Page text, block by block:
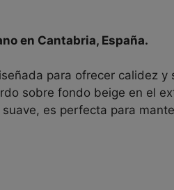
en Cantabria, España.
para ofrecer calidez y
sobre fondo beige en el
es perfecta para